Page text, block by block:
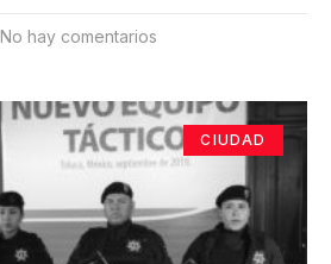
No hay comentarios
CIUDAD